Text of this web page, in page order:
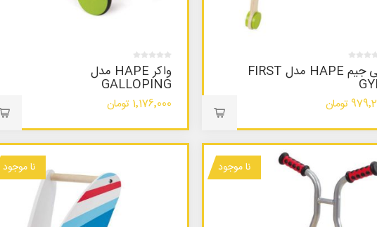
پلی جیم HAPE مدل FIRST
تومان
واکر HAPE مدل
GALLOPING
1٬176٬000 تومان
نا موجود نا موجود